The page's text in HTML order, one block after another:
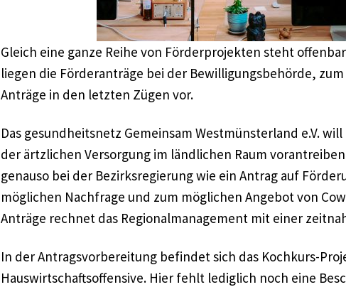
Gleich eine ganze Reihe von Förderprojekten steht
liegen die Förderanträge bei der Bewilligungsbehörde,
Anträge in den letzten Zügen vor.
Das gesundheitsnetz Gemeinsam Westmünsterland e.V.
der ärtzlichen Versorgung im ländlichen Raum
genauso bei der Bezirksregierung wie ein Antrag auf
möglichen Nachfrage und zum möglichen Angebot von
Anträge rechnet das Regionalmanagement mit einer
In der Antragsvorbereitung befindet sich das Kochkurs-
Hauswirtschaftsoffensive. Hier fehlt lediglich noch eine